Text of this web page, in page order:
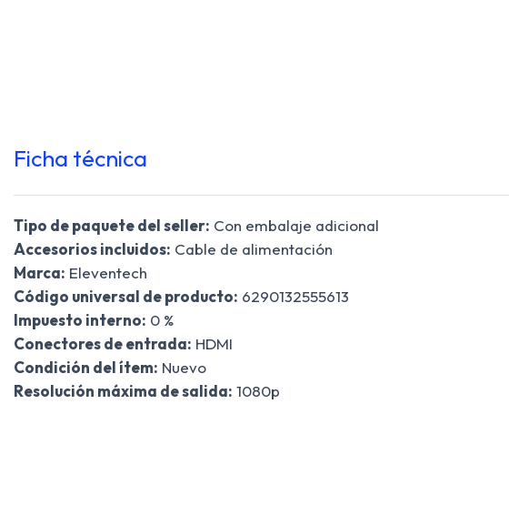
Ficha técnica
Tipo de paquete del seller: Con embalaje adicional
Accesorios incluidos: Cable de alimentación
Marca: Eleventech
Código universal de producto: 6290132555613
Impuesto interno: 0 %
Conectores de entrada: HDMI
Condición del ítem: Nuevo
Resolución máxima de salida: 1080p